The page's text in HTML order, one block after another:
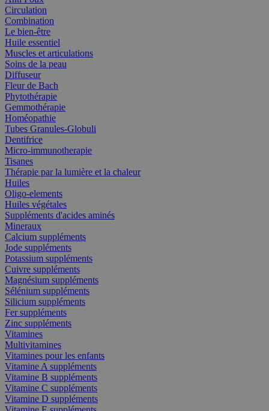
Circulation
Combination
Le bien-être
Huile essentiel
Muscles et articulations
Soins de la peau
Diffuseur
Fleur de Bach
Phytothérapie
Gemmothérapie
Homéopathie
Tubes Granules-Globuli
Dentifrice
Micro-immunotherapie
Tisanes
Thérapie par la lumière et la chaleur
Huiles
Oligo-elements
Huiles végétales
Suppléments d'acides aminés
Mineraux
Calcium suppléments
Jode suppléments
Potassium suppléments
Cuivre suppléments
Magnésium suppléments
Sélénium suppléments
Silicium suppléments
Fer suppléments
Zinc suppléments
Vitamines
Multivitamines
Vitamines pour les enfants
Vitamine A suppléments
Vitamine B suppléments
Vitamine C suppléments
Vitamine D suppléments